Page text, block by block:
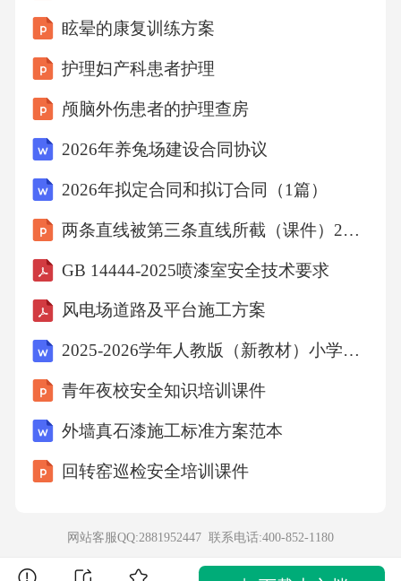
眩晕的康复训练方案
护理妇产科患者护理
颅脑外伤患者的护理查房
2026年养兔场建设合同协议
2026年拟定合同和拟订合同（1篇）
两条直线被第三条直线所截（课件）2025-2026学年人教版七年级数学下册
GB 14444-2025喷漆室安全技术要求
风电场道路及平台施工方案
2025-2026学年人教版（新教材）小学数学三年级上册期末考试模拟试卷及答案（三套）
青年夜校安全知识培训课件
外墙真石漆施工标准方案范本
回转窑巡检安全培训课件
网站客服QQ:2881952447 联系电话:400-852-1180